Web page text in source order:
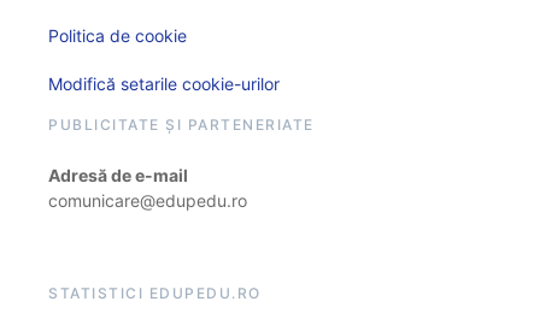
Politica de cookie
Modifică setarile cookie-urilor
PUBLICITATE ȘI PARTENERIATE
Adresă de e-mail
comunicare@edupedu.ro
STATISTICI EDUPEDU.RO